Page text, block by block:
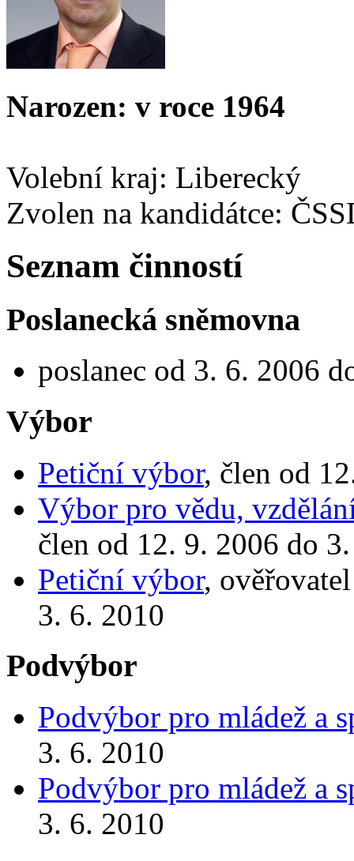
Narozen: v roce 1964
Volební kraj: Liberecký
Zvolen na kandidátce:
Seznam činností
Poslanecká sněmovna
poslanec od 3. 6. 2006
Výbor
Petiční výbor, člen od
Výbor pro vědu,
člen od 12. 9. 2006 do
Petiční výbor,
3. 6. 2010
Podvýbor
Podvýbor pro mládež a
3. 6. 2010
Podvýbor pro mládež a
3. 6. 2010